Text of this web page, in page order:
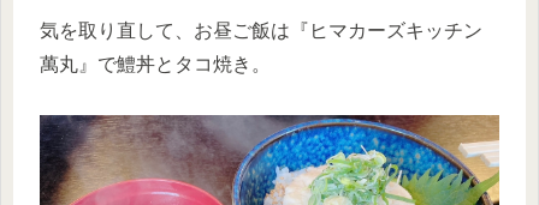
気を取り直して、お昼ご飯は『ヒマカーズキッチン
萬丸』で鱧丼とタコ焼き。